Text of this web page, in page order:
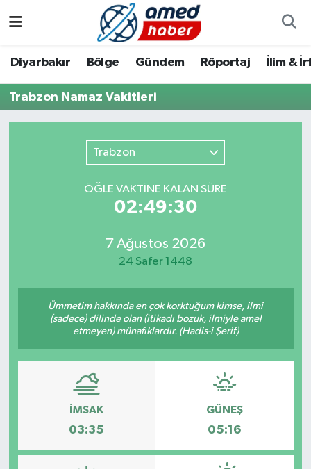
Diyarbakır Bölge Gündem Röportaj İlim &
Trabzon Namaz Vakitleri
Trabzon
ÖĞLE VAKTİNE KALAN SÜRE
02:49:30
7 Ağustos 2026
24 Safer 1448
Ümmetim hakkında en çok korktuğum kimse, ilmi
(sadece) dilinde olan (itikadı bozuk, ilmiyle amel
etmeyen) münafıklardır. (Hadis-i Şerif)
İMSAK
03:35
GÜNEŞ
05:16
Bölge
Röportaj
Foto Galeri
Yazarlar
Aile
Asayiş
Bilim & Teknoloji
Ekonomi
Gündem
Diyarbakır Hava Durumu
Diyarbakır Namaz Vakitleri
Diyarbakır Trafik Yoğunluk Haritası
Süper Lig Puan Durumu ve Fikstür
Son Dakika Haberleri
Haber Arşivi